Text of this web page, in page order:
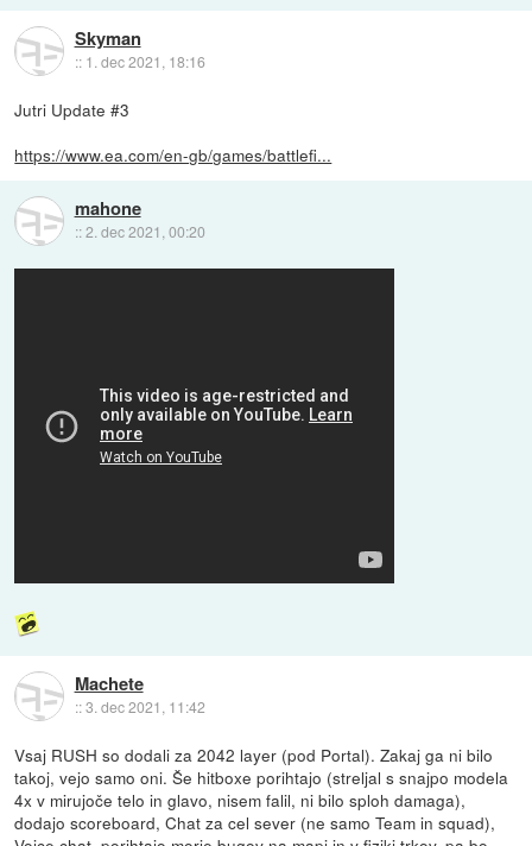
Skyman
:: 1. dec 2021, 18:16
Jutri Update #3
https://www.ea.com/en-gb/games/battlefi...
mahone
::2. dec 2021, 00:20
Machete
::3. dec 2021, 11:42
Vsaj RUSH so dodali za 2042 layer (pod Portal). Zakaj ga ni bilo
takoj, vejo samo oni. Še hitboxe porihtajo (streljal s snajpo modela
4x v mirujoče telo in glavo, nisem falil, ni bilo sploh damaga),
dodajo scoreboard, Chat za cel sever (ne samo Team in squad),